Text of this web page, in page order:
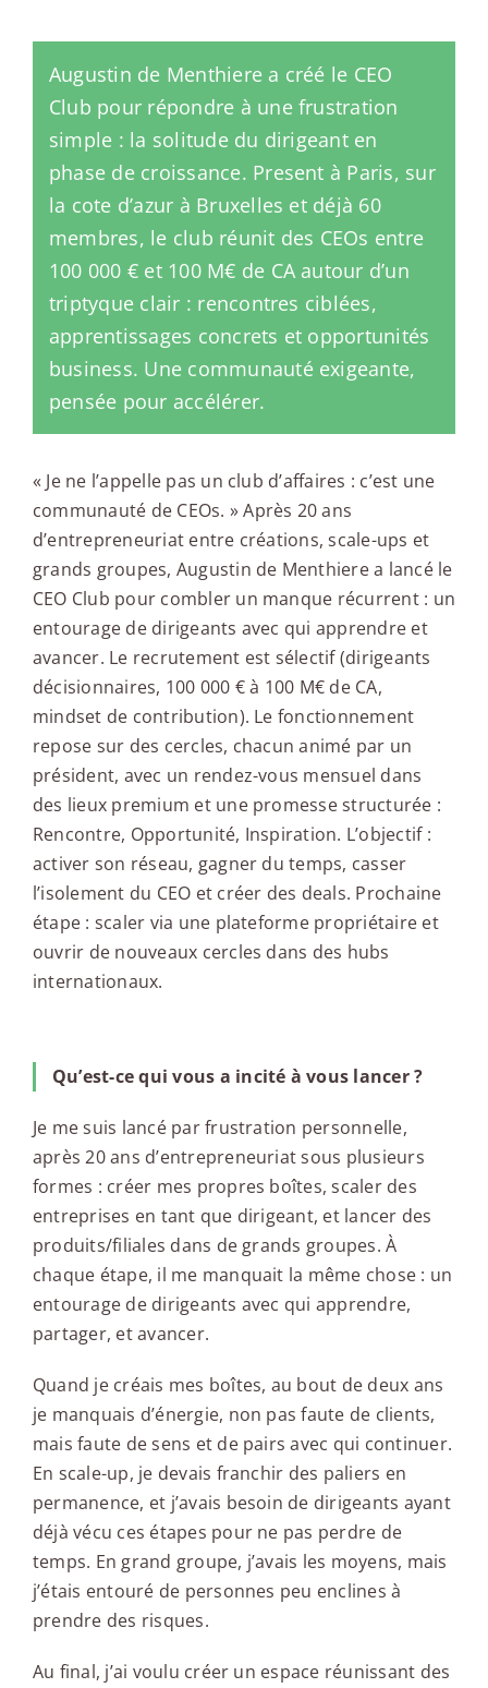
Augustin de Menthiere a créé le CEO
Club pour répondre à une frustration
simple : la solitude du dirigeant en
phase de croissance. Present à Paris, sur
la cote d’azur à Bruxelles et déjà 60
membres, le club réunit des CEOs entre
100 000 € et 100 M€ de CA autour d’un
triptyque clair : rencontres ciblées,
apprentissages concrets et opportunités
business. Une communauté exigeante,
pensée pour accélérer.
« Je ne l’appelle pas un club d’affaires : c’est une
communauté de CEOs. » Après 20 ans
d’entrepreneuriat entre créations, scale-ups et
grands groupes, Augustin de Menthiere a lancé le
CEO Club pour combler un manque récurrent : un
entourage de dirigeants avec qui apprendre et
avancer. Le recrutement est sélectif (dirigeants
décisionnaires, 100 000 € à 100 M€ de CA,
mindset de contribution). Le fonctionnement
repose sur des cercles, chacun animé par un
président, avec un rendez-vous mensuel dans
des lieux premium et une promesse structurée :
Rencontre, Opportunité, Inspiration. L’objectif :
activer son réseau, gagner du temps, casser
l’isolement du CEO et créer des deals. Prochaine
étape : scaler via une plateforme propriétaire et
ouvrir de nouveaux cercles dans des hubs
internationaux.
Qu’est-ce qui vous a incité à vous lancer ?
Je me suis lancé par frustration personnelle,
après 20 ans d’entrepreneuriat sous plusieurs
formes : créer mes propres boîtes, scaler des
entreprises en tant que dirigeant, et lancer des
produits/filiales dans de grands groupes. À
chaque étape, il me manquait la même chose : un
entourage de dirigeants avec qui apprendre,
partager, et avancer.
Quand je créais mes boîtes, au bout de deux ans
je manquais d’énergie, non pas faute de clients,
mais faute de sens et de pairs avec qui continuer.
En scale-up, je devais franchir des paliers en
permanence, et j’avais besoin de dirigeants ayant
déjà vécu ces étapes pour ne pas perdre de
temps. En grand groupe, j’avais les moyens, mais
j’étais entouré de personnes peu enclines à
prendre des risques.
Au final, j’ai voulu créer un espace réunissant des